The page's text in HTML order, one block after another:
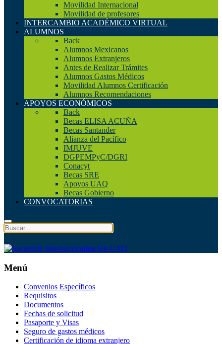
Movilidad Internacional
Movilidad de profesores
INTERCAMBIO ACADÉMICO VIRTUAL
ALUMNOS
Back
Alumnos Mexicanos
Alumnos Extranjeros
Antes de Realizar Trámites
Alumnos Gastos Médicos
Movilidad Alumnos Certificación
Alumnos Recomendaciones
APOYOS ECONÓMICOS
Back
Becas ELISA ACUÑA
Becas Santander
Alianza del Pacífico
IMJUVE
DGPEMPyC/DGRI
Conacyt
Becas SRE
Apoyos UAQ
Becas Gobierno
CONVOCATORIAS
Menú
Convenios Específicos
Requisitos
Documentos
Fechas de solicitud
Pasaporte y Visas
Seguro de gastos médicos
Certificación de idioma extranjero